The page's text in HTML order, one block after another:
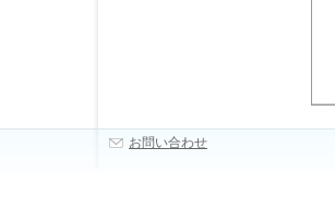
お問い合わせ